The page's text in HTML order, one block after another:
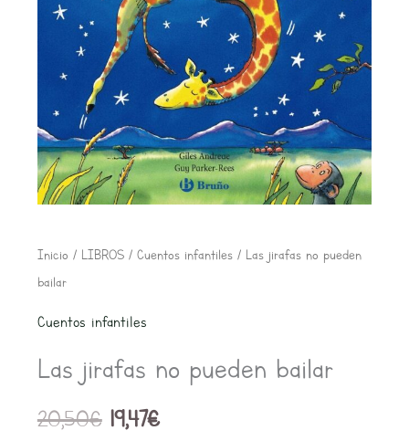
Inicio / LIBROS/ Cuentos infantiles/ Las jirafas no pueden
bailar
Cuentos infantiles
Las jirafas no pueden bailar
20,50€
El
original
era:
20,50€.
19,47€
El
19,47€.
Las
jirafas
bailar
cantidad